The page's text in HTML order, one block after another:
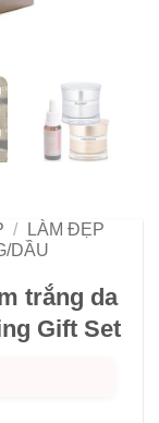
/
LÀM ĐẸP
DẦU
trắng da
Gift Set